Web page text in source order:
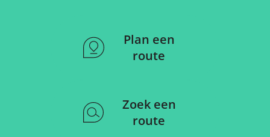
Plan een
route
Zoek een
route